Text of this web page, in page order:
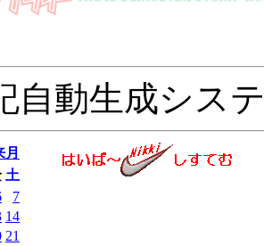
自動生成シス
月
土
7
14
21